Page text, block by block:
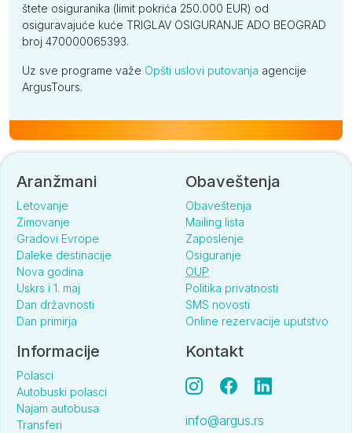
štete osiguranika (limit pokrića 250.000 EUR) od
osiguravajuće kuće TRIGLAV OSIGURANJE ADO BEOGRAD
broj 470000065393.
Uz sve programe važe Opšti uslovi putovanja agencije
ArgusTours.
Aranžmani
Letovanje
Zimovanje
Gradovi Evrope
Daleke destinacije
Nova godina
Uskrs i 1. maj
Dan državnosti
Dan primirja
Obaveštenja
Obaveštenja
Mailing lista
Zaposlenje
Osiguranje
OUP
Politika privatnosti
SMS novosti
Online rezervacije uputstvo
Informacije
Polasci
Autobuski polasci
Najam autobusa
Transferi
Kontakt
info@argus.rs